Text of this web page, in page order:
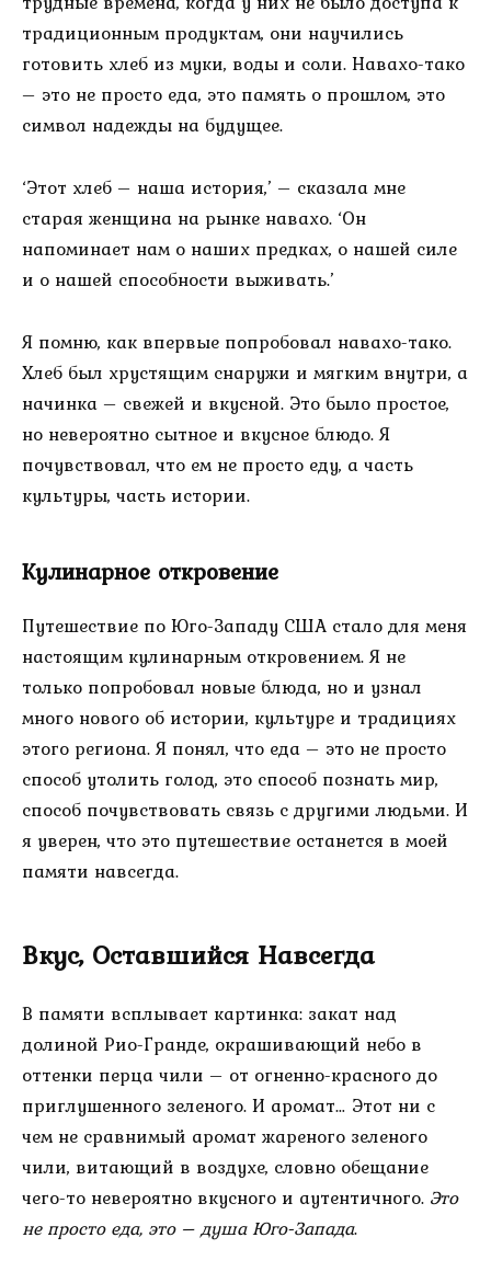
традиционным продуктам, они научились
готовить хлеб из муки, воды и соли. Навахо-тако
– это не просто еда, это память о прошлом, это
символ надежды на будущее.
‘Этот хлеб – наша история,’ – сказала мне
старая женщина на рынке навахо. ‘Он
напоминает нам о наших предках, о нашей силе
и о нашей способности выживать.’
Я помню, как впервые попробовал навахо-тако.
Хлеб был хрустящим снаружи и мягким внутри, а
начинка – свежей и вкусной. Это было простое,
но невероятно сытное и вкусное блюдо. Я
почувствовал, что ем не просто еду, а часть
культуры, часть истории.
Кулинарное откровение
Путешествие по Юго-Западу США стало для меня
настоящим кулинарным откровением. Я не
только попробовал новые блюда, но и узнал
много нового об истории, культуре и традициях
этого региона. Я понял, что еда – это не просто
способ утолить голод, это способ познать мир,
способ почувствовать связь с другими людьми. И
я уверен, что это путешествие останется в моей
памяти навсегда.
Вкус, Оставшийся Навсегда
В памяти всплывает картинка: закат над
долиной Рио-Гранде, окрашивающий небо в
оттенки перца чили – от огненно-красного до
приглушенного зеленого. И аромат… Этот ни с
чем не сравнимый аромат жареного зеленого
чили, витающий в воздухе, словно обещание
чего-то невероятно вкусного и аутентичного. Это
не просто еда, это – душа Юго-Запада.